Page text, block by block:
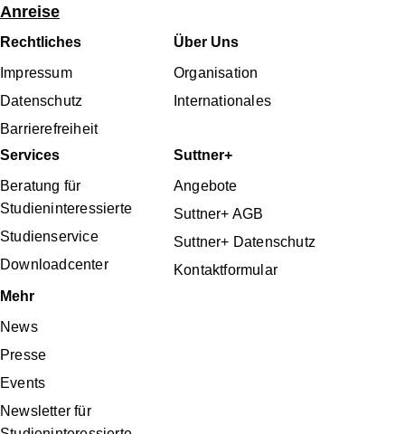
Anreise
Fußbereichsmenü
Rechtliches
Impressum
Datenschutz
Barrierefreiheit
Über Uns
Organisation
Internationales
Services
Beratung für
Studieninteressierte
Studienservice
Downloadcenter
Suttner+
Angebote
Suttner+ AGB
Suttner+ Datenschutz
Kontaktformular
Mehr
News
Presse
Events
Newsletter für